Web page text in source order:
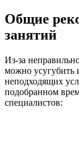
Общие
занятий
Из-за
можно усугубить
неподходящих
подобранном
специалистов: